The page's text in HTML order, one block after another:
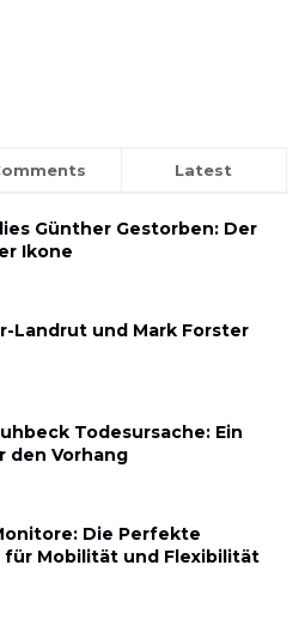
Latest
Günther Gestorben: Der
Ikone
Landrut und Mark Forster
Todesursache: Ein
den Vorhang
Die Perfekte
für Mobilität und Flexibilität